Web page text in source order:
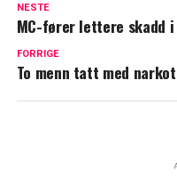
NESTE
MC-fører lettere skadd
FORRIGE
To menn tatt med